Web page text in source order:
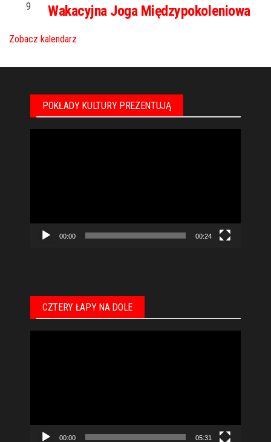
9
Wakacyjna Joga Międzypokoleniowa
Zobacz kalendarz
POKŁADY KULTURY PREZENTUJĄ
00:00 00:24
CZTERY ŁAPY NA DOLE
00:00 05:31